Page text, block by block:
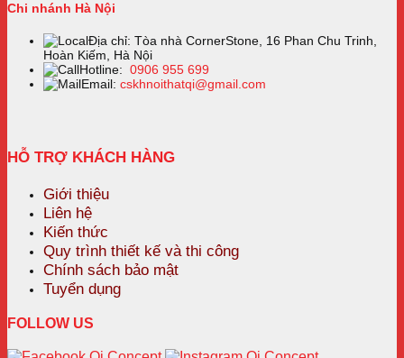
Chi nhánh Hà Nội
Địa chỉ: Tòa nhà CornerStone, 16 Phan Chu Trinh,
Hoàn Kiếm, Hà Nội
Hotline: 0906 955 699
Email: cskhnoithatqi@gmail.com
HỖ TRỢ KHÁCH HÀNG
Giới thiệu
Liên hệ
Kiến thức
Quy trình thiết kế và thi công
Chính sách bảo mật
Tuyển dụng
FOLLOW US